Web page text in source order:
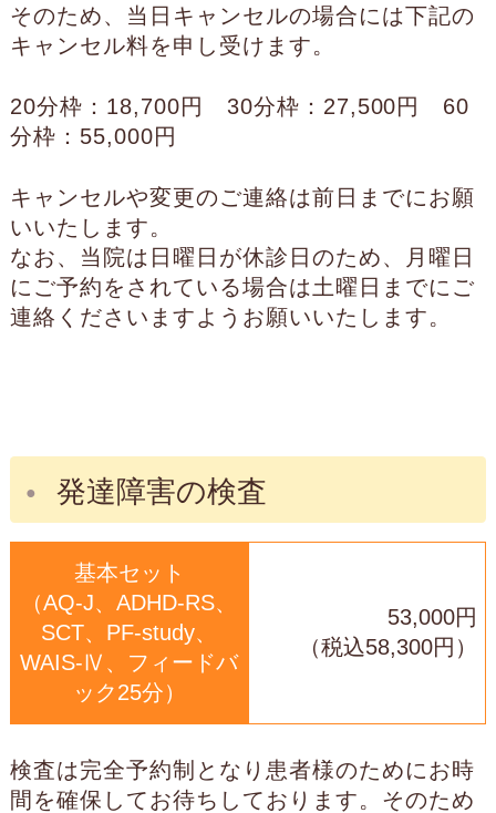
そのため、当日キャンセルの場合には下記の
キャンセル料を申し受けます。
20分枠：18,700円 30分枠：27,500円 60
分枠：55,000円
キャンセルや変更のご連絡は前日までにお願
いいたします。
なお、当院は日曜日が休診日のため、月曜日
にご予約をされている場合は土曜日までにご
連絡くださいますようお願いいたします。
発達障害の検査
基本セット
（AQ-J、ADHD-RS、
SCT、PF-study、
WAIS-Ⅳ、フィードバ
ック25分）
53,000円
（税込58,300円）
検査は完全予約制となり患者様のためにお時
間を確保してお待ちしております。そのため